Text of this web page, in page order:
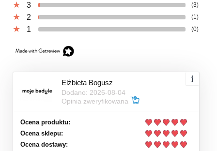
3 (3)
2 (1)
1 (0)
Elżbieta Bogusz
Dodano: 2026-08-04
Opinia zweryfikowana
Ocena produktu:
Ocena sklepu:
Ocena dostawy: